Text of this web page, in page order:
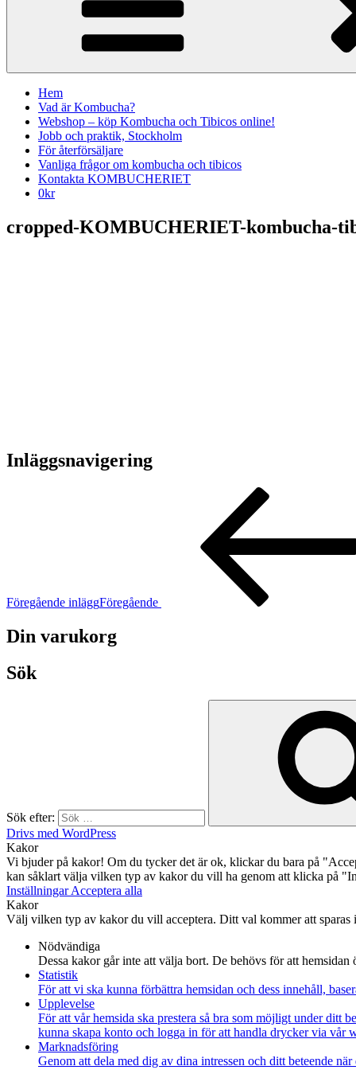
Hem
Vad är Kombucha?
Webshop – köp Kombucha och Tibicos online!
Jobb och praktik, Stockholm
För återförsäljare
Vanliga frågor om kombucha och tibicos
Kontakta KOMBUCHERIET
0kr
cropped-KOMBUCHERIET-kombucha-
Inläggsnavigering
Föregående inläggFöregående
Din varukorg
Sök
Sök efter:
Drivs med WordPress
Kakor
Vi bjuder på kakor! Om du tycker det är ok, klickar du bara på
kan såklart välja vilken typ av kakor du vill ha genom att klicka på
InställningarAcceptera alla
Kakor
Välj vilken typ av kakor du vill acceptera. Ditt val kommer att sparas
Nödvändiga
Dessa kakor går inte att välja bort. De behövs för att
Statistik
För att vi ska kunna förbättra hemsidan och dess innehåll,
Upplevelse
För att vår hemsida ska prestera så bra som möjligt under ditt
kunna skapa konto och logga in för att handla drycker via vår
Marknadsföring
Genom att dela med dig av dina intressen och ditt beteende